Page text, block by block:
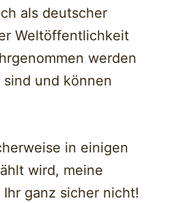
als deutscher
Weltöffentlichkeit
werden
und können
in einigen
wird, meine
ganz sicher nicht!